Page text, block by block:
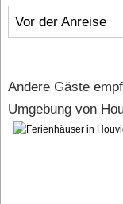
Vor der Anreise
Andere Gäste
Umgebung von